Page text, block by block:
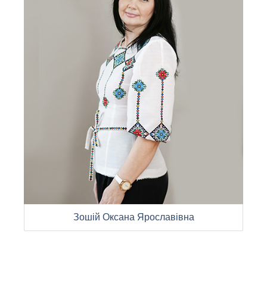
Зошій Оксана Ярославівна